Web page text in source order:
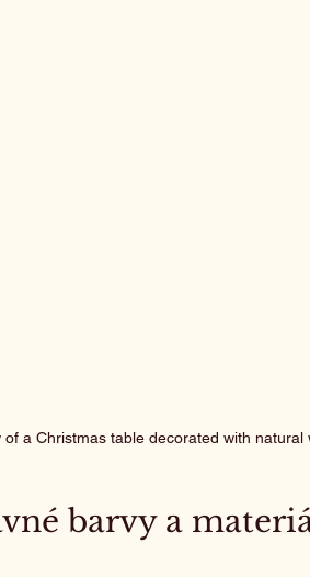
of a Christmas table decorated with natural
barvy a